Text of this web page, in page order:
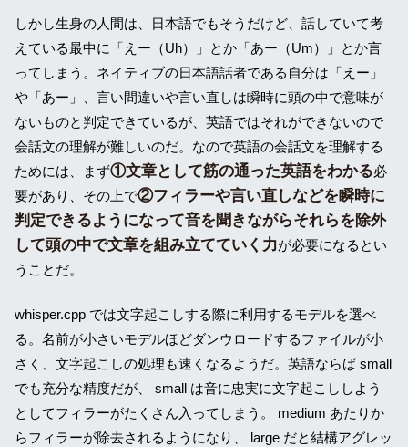
しかし生身の人間は、日本語でもそうだけど、話していて考
えている最中に「えー（Uh）」とか「あー（Um）」とか言
ってしまう。ネイティブの日本語話者である自分は「えー」
や「あー」、言い間違いや言い直しは瞬時に頭の中で意味が
ないものと判定できているが、英語ではそれができないので
会話文の理解が難しいのだ。なので英語の会話文を理解する
ためには、まず①文章として筋の通った英語をわかる必
要があり、その上で②フィラーや言い直しなどを瞬時に
判定できるようになって音を聞きながらそれらを除外
して頭の中で文章を組み立てていく力が必要になるとい
うことだ。
whisper.cpp では文字起こしする際に利用するモデルを選べ
る。名前が小さいモデルほどダンウロードするファイルが小
さく、文字起こしの処理も速くなるようだ。英語ならば small
でも充分な精度だが、 small は音に忠実に文字起こししよう
としてフィラーがたくさん入ってしまう。 medium あたりか
らフィラーが除去されるようになり、 large だと結構アグレッ